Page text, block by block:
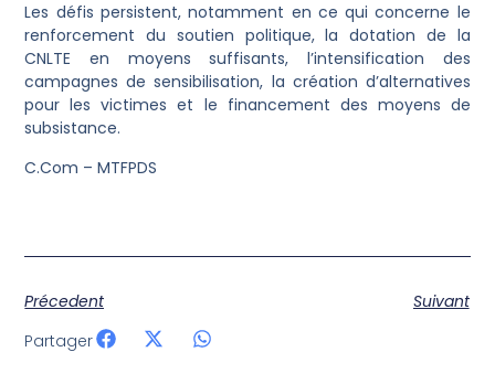
Les défis persistent, notamment en ce qui concerne le
renforcement du soutien politique, la dotation de la
CNLTE en moyens suffisants, l’intensification des
campagnes de sensibilisation, la création d’alternatives
pour les victimes et le financement des moyens de
subsistance.
C.Com – MTFPDS
Précedent
Suivant
Partager